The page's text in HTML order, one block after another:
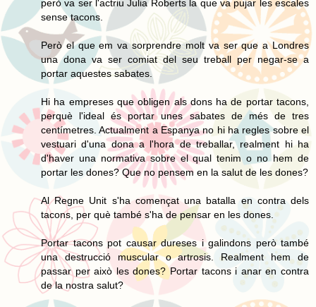
però va ser l'actriu Julia Roberts la que va pujar les escales
sense tacons.
Però el que em va sorprendre molt va ser que a Londres
una dona va ser comiat del seu treball per negar-se a
portar aquestes sabates.
Hi ha empreses que obligen als dons ha de portar tacons,
perquè l'ideal és portar unes sabates de més de tres
centímetres. Actualment a Espanya no hi ha regles sobre el
vestuari d'una dona a l'hora de treballar, realment hi ha
d'haver una normativa sobre el qual tenim o no hem de
portar les dones? Que no pensem en la salut de les dones?
Al Regne Unit s'ha començat una batalla en contra dels
tacons, per què també s'ha de pensar en les dones.
Portar tacons pot causar dureses i galindons però també
una destrucció muscular o artrosis. Realment hem de
passar per això les dones? Portar tacons i anar en contra
de la nostra salut?